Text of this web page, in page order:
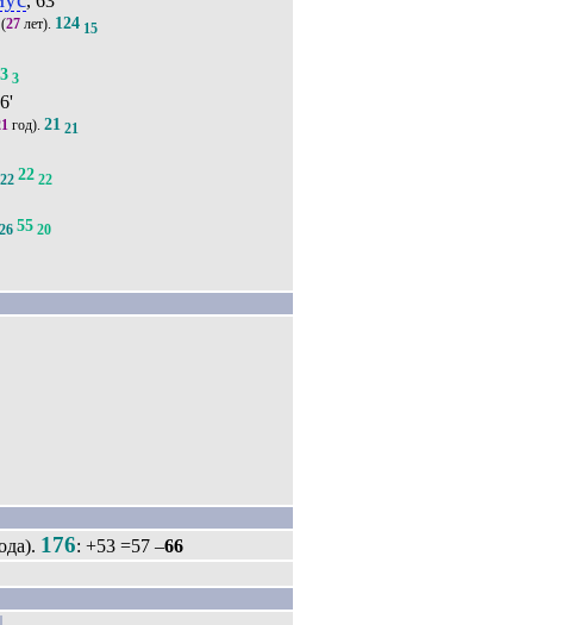
27лет). 124 15
3 3
год). 21 21
22 22 22
26 55 20
176: +53 =57 –66